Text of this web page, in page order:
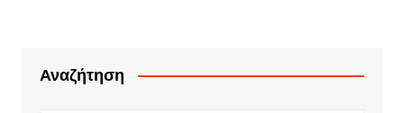
Αναζήτηση